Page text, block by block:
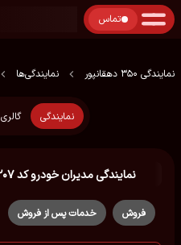
تماس
نمایندگی 350 دهقانپور نمایندگی‌ها
نمایندگی گالری
نمایندگی مدیران خودرو کد ۲۰۷ کاویانی - تنكابن خیابان چالوس
فروش خدمات پس از فروش